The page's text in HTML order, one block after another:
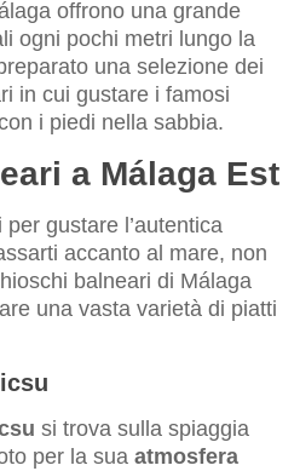
offrono una grande
ogni pochi metri lungo la
una selezione dei
in cui gustare i famosi
i piedi nella sabbia.
a Málaga Est
gustare l’autentica
accanto al mare, non
balneari di Málaga
una vasta varietà di piatti
si trova sulla spiaggia
per la sua atmosfera